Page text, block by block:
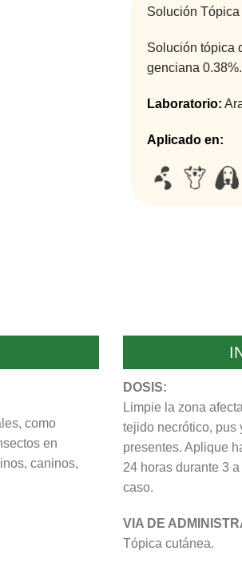
Solución Tópica
Solución tópica
genciana 0.38%.
Laboratorio:
Aplicado en:
como
en
caninos,
DOSIS:
Limpie la zona
tejido necrótico, pus
presentes. Aplique
24 horas durante 3
caso.
VIA DE
Tópica cutánea.